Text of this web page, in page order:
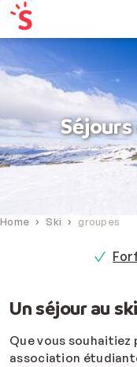
Home Ski groupes
Un séjour au
Que vous
association